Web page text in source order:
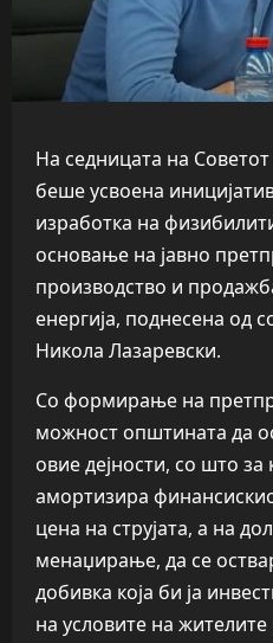
На седницата на
беше усвоена
изработка на
основање на јавно
производство и
енергија, поднесена од
Никола Лазаревски.
Со формирање на
можност општината да
овие дејности, со што за
амортизира
цена на струјата, а на
менаџирање, да се
добивка која би ја
на условите на